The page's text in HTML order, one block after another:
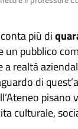
più di
un pubblico
realtà
di
culturale,